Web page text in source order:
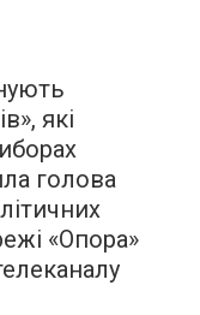
які
голова
«Опора»